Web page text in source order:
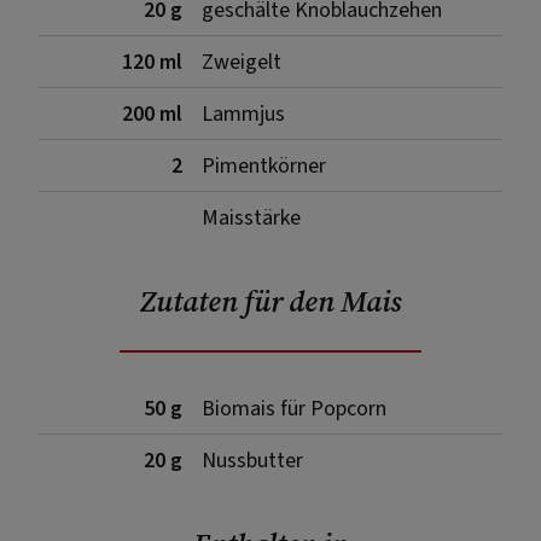
20 g
geschälte Knoblauchzehen
120 ml
Zweigelt
200 ml
Lammjus
2
Pimentkörner
Maisstärke
Zutaten für den Mais
50 g
Biomais für Popcorn
20 g
Nussbutter